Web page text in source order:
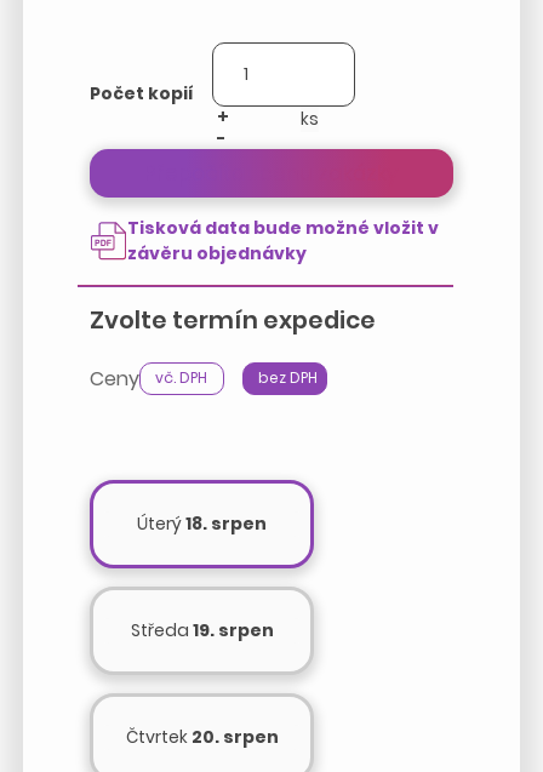
Počet kopií
+
-
Tisková data bude možné vložit v
závěru objednávky
Zvolte termín expedice
Ceny vč. DPH bez DPH
Úterý18. srpen
Středa 19. srpen
Čtvrtek 20. srpen